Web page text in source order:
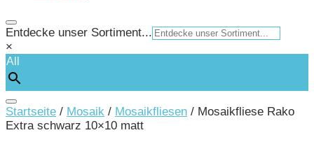
Entdecke unser Sortiment...
×
All
Startseite / Mosaik / Mosaikfliesen / Mosaikfliese Rako
Extra schwarz 10×10 matt